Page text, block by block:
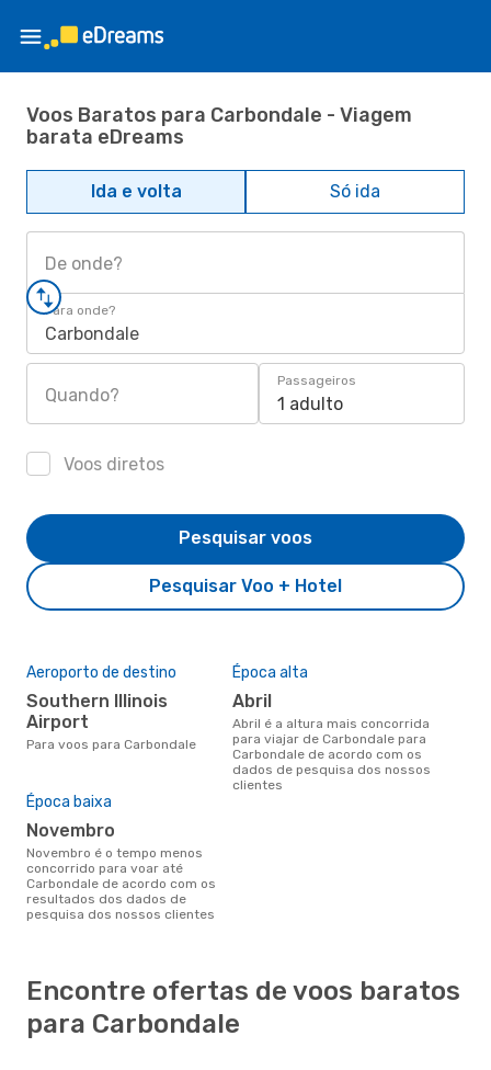
Voos Baratos para Carbondale - Viagem
barata eDreams
Ida e volta Só ida
De onde?
Para onde?
Carbondale
Quando?
Passageiros
1 adulto
Voos diretos
Pesquisar Voo + Hotel
Pesquisar voos
Aeroporto de destino
Southern Illinois
Airport
Para voos para Carbondale
Época alta
abril
abril é a altura mais concorrida
para viajar de Carbondale para
Carbondale de acordo com os
dados de pesquisa dos nossos
clientes
Época baixa
novembro
novembro é o tempo menos
concorrido para voar até
Carbondale de acordo com os
resultados dos dados de
pesquisa dos nossos clientes
Encontre ofertas de voos baratos
para Carbondale